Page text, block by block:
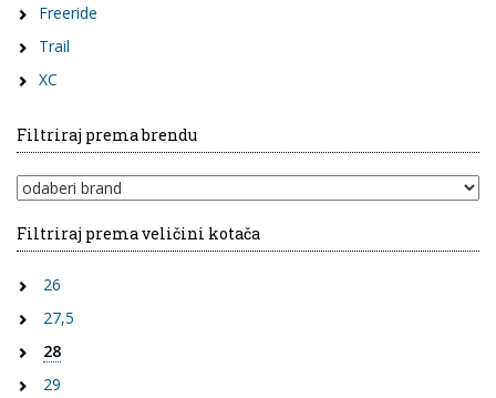
Freeride
Trail
XC
Filtriraj prema brendu
Filtriraj prema veličini kotača
26
27,5
28
29